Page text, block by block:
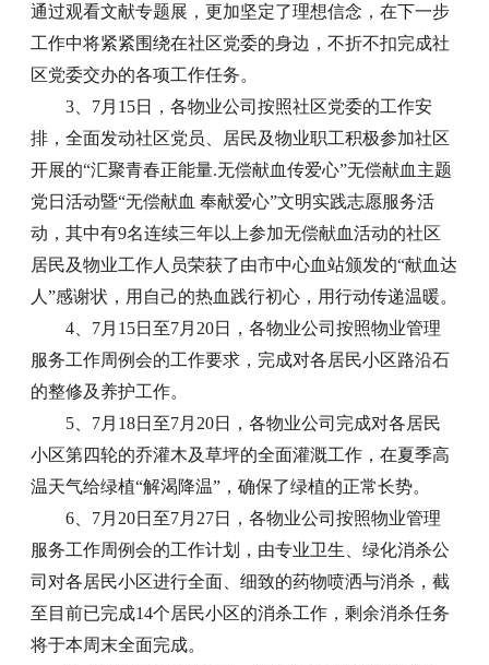
通过观看文献专题展，更加坚定了理想信念，在下一步
工作中将紧紧围绕在社区党委的身边，不折不扣完成社
区党委交办的各项工作任务。
3、7月15日，各物业公司按照社区党委的工作安
排，全面发动社区党员、居民及物业职工积极参加社区
开展的“汇聚青春正能量.无偿献血传爱心”无偿献血主题
党日活动暨“无偿献血 奉献爱心”文明实践志愿服务活
动，其中有9名连续三年以上参加无偿献血活动的社区
居民及物业工作人员荣获了由市中心血站颁发的“献血达
人”感谢状，用自己的热血践行初心，用行动传递温暖。
4、7月15日至7月20日，各物业公司按照物业管理
服务工作周例会的工作要求，完成对各居民小区路沿石
的整修及养护工作。
5、7月18日至7月20日，各物业公司完成对各居民
小区第四轮的乔灌木及草坪的全面灌溉工作，在夏季高
温天气给绿植“解渴降温”，确保了绿植的正常长势。
6、7月20日至7月27日，各物业公司按照物业管理
服务工作周例会的工作计划，由专业卫生、绿化消杀公
司对各居民小区进行全面、细致的药物喷洒与消杀，截
至目前已完成14个居民小区的消杀工作，剩余消杀任务
将于本周末全面完成。